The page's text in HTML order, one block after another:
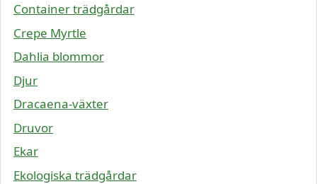
Container trädgårdar
Crepe Myrtle
Dahlia blommor
Djur
Dracaena-växter
Druvor
Ekar
Ekologiska trädgårdar